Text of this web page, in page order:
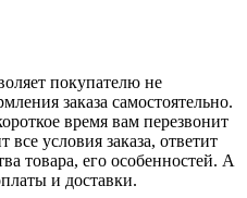
покупателю не
заказа самостоятельно.
время вам перезвонит
условия заказа, ответит
товара, его особенностей. А
и доставки.